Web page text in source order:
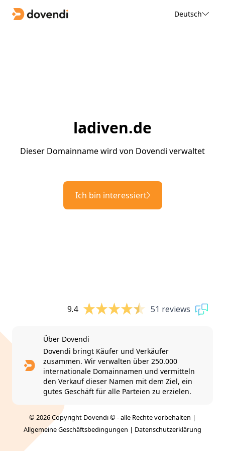
Deutsch
ladiven.de
Dieser Domainname wird von Dovendi verwaltet
Ich bin interessiert
9.4 51 reviews
Über Dovendi
Dovendi bringt Käufer und Verkäufer
zusammen. Wir verwalten über 250.000
internationale Domainnamen und vermitteln
den Verkauf dieser Namen mit dem Ziel, ein
gutes Geschäft für alle Parteien zu erzielen.
© 2026 Copyright Dovendi © - alle Rechte vorbehalten |
Allgemeine Geschäftsbedingungen | Datenschutzerklärung